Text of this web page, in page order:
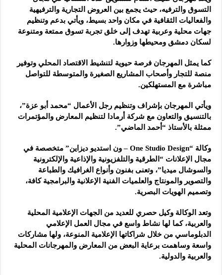
التسوق والترفيه، حيث يجمع بين العروض التجارية والترفيهية
والفعاليات الثقافية في مكان واحد بسيط، ويأتي بدعم وتنظيم
جهات محلية وعربية تهدف إلى خلق تجربة تسوق ممتعة ومتنوعة
لسكان دمشق ومحيطها وزوارها.
كما يمثل المهرجان فرصة حيوية لتنشيط الاقتصاد المحلي وتوفير
منصة للتجار وأصحاب المشاريع الصغيرة والمتوسطة للتواصل
مباشرة مع المستهلكين.
ويأتي المهرجان بإشراف وتنظيم رجل الأعمال “محمد أبو عزة”،
بالتنسيق والتعاون مع شركة أرمادا لتنظيم المعارض والمؤتمرات
ممثلة بالأستاذ “أحمد الماضي”.
وكالة “One Studio Design – ون استديو ديزاين” متخصصة في
مجال الإعلانات “الطرقية والتلفزيونية والإذاعية والإلكترونية
والسوشال ميديا”، وتعنى بفنون وأنواع الغرافيك والطباعة
والتصوير والمونتاج والعلميات الفنية الإعلانية والبرامجية كافة،
وتصميم الهويات البصرية.
وتعد الوكالة وكيل حصري للعديد من الجهات الإعلامية المحلية
والعربية، كما لها نشاط واسع في مجال العمل الإعلامي
الدبلوماسي من خلال شراكاتها الإعلامية المنوعة، ولها مشاركات
واسعة وساهمت برعاية البعض من المعارض والمهرجانات المحلية
والعربية والدولية.